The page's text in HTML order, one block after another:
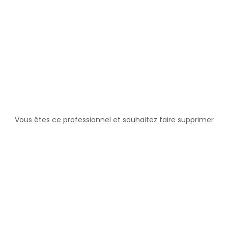
Vous êtes ce professionnel et souhaitez faire supprimer